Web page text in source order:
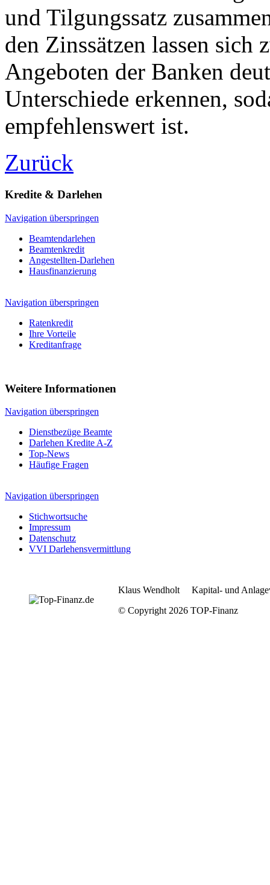
und Tilgungssatz
den Zinssätzen lassen sich
Angeboten der Banken
Unterschiede erkennen,
empfehlenswert ist.
Zurück
Kredite & Darlehen
Navigation überspringen
Beamtendarlehen
Beamtenkredit
Angestellten-Darlehen
Hausfinanzierung
Navigation überspringen
Ratenkredit
Ihre Vorteile
Kreditanfrage
Weitere Informationen
Navigation überspringen
Dienstbezüge Beamte
Darlehen Kredite A-Z
Top-News
Häufige Fragen
Navigation überspringen
Stichwortsuche
Impressum
Datenschutz
VVI Darlehensvermittlung
Klaus Wendholt Kapital- und
© Copyright 2026 TOP-Finanz